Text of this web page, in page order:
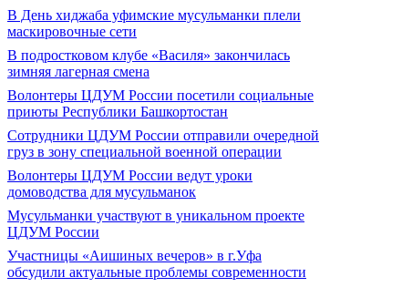
В День хиджаба уфимские мусульманки плели
маскировочные сети
В подростковом клубе «Василя» закончилась
зимняя лагерная смена
Волонтеры ЦДУМ России посетили социальные
приюты Республики Башкортостан
Сотрудники ЦДУМ России отправили очередной
груз в зону специальной военной операции
Волонтеры ЦДУМ России ведут уроки
домоводства для мусульманок
Мусульманки участвуют в уникальном проекте
ЦДУМ России
Участницы «Аишиных вечеров» в г.Уфа
обсудили актуальные проблемы современности